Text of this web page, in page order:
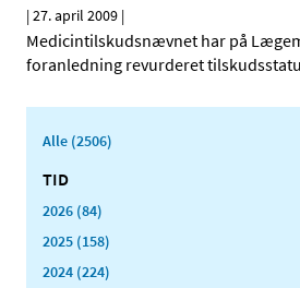
|27. april 2009 |
Medicintilskudsnævnet har på
foranledning revurderet
Alle (2506)
TID
2026 (84)
2025 (158)
2024 (224)